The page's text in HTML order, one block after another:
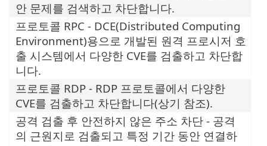
안 문제를 검색하고 차단합니다.
프로토콜 RPC - DCE(Distributed Computing
Environment)용으로 개발된 원격 프로시저 호
출 시스템에서 다양한 CVE를 검출하고 차단합
니다.
프로토콜 RDP - RDP 프로토콜에서 다양한
CVE를 검출하고 차단합니다(상기 참조).
공격 검출 후 안전하지 않은 주소 차단 - 공격
의 근원지로 검출되고 특정 기간 동안 연결하